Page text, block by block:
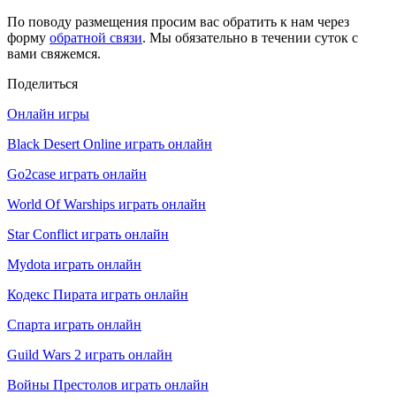
По поводу размещения просим вас обратить к нам через
форму обратной связи. Мы обязательно в течении суток с
вами свяжемся.
Поделиться
Онлайн игры
Black Desert Online играть онлайн
Go2case играть онлайн
World Of Warships играть онлайн
Star Conflict играть онлайн
Mydota играть онлайн
Кодекс Пирата играть онлайн
Спарта играть онлайн
Guild Wars 2 играть онлайн
Войны Престолов играть онлайн